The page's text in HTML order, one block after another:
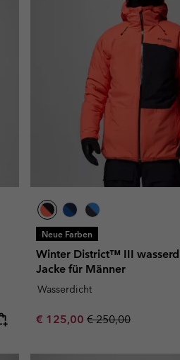
Neue Farben
Winter District™ III
Jacke für Männer
Wasserdicht
Sale price:
€ 125,00 Regular price:
€ 250,00